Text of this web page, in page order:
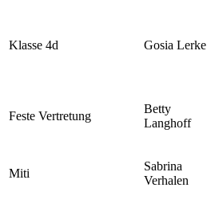
Klasse 4d Gosia Lerke
Feste Vertretung
Betty
Langhoff
Miti
Sabrina
Verhalen